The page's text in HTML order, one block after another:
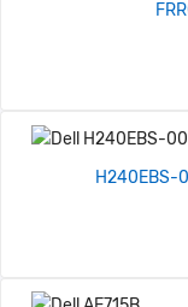
H240EBS-